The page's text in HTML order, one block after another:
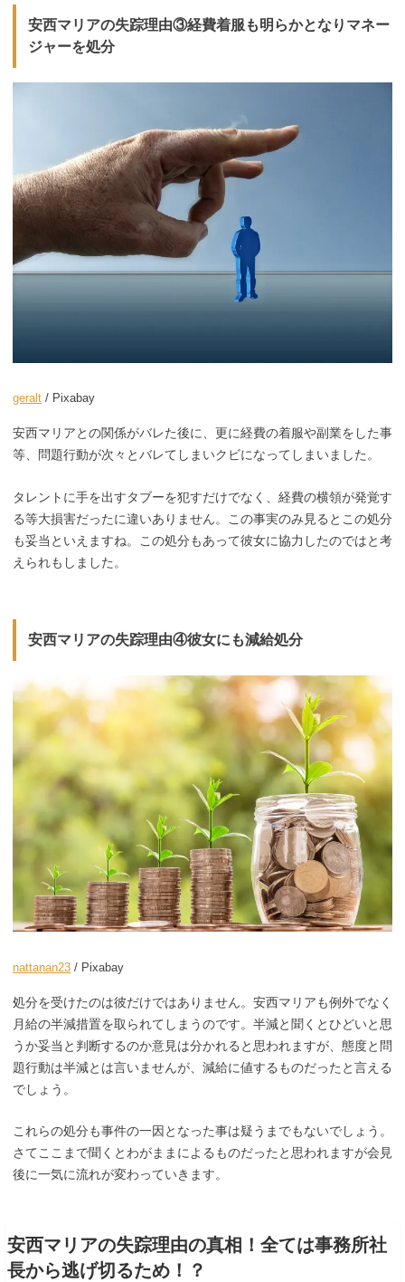
安西マリアの失踪理由③経費着服も明らかとなりマネー
ジャーを処分
geralt / Pixabay
安西マリアとの関係がバレた後に、更に経費の着服や副業をした事
等、問題行動が次々とバレてしまいクビになってしまいました。
タレントに手を出すタブーを犯すだけでなく、経費の横領が発覚す
る等大損害だったに違いありません。この事実のみ見るとこの処分
も妥当といえますね。この処分もあって彼女に協力したのではと考
えられもしました。
安西マリアの失踪理由④彼女にも減給処分
nattanan23 / Pixabay
処分を受けたのは彼だけではありません。安西マリアも例外でなく
月給の半減措置を取られてしまうのです。半減と聞くとひどいと思
うか妥当と判断するのか意見は分かれると思われますが、態度と問
題行動は半減とは言いませんが、減給に値するものだったと言える
でしょう。
これらの処分も事件の一因となった事は疑うまでもないでしょう。
さてここまで聞くとわがままによるものだったと思われますが会見
後に一気に流れが変わっていきます。
安西マリアの失踪理由の真相！全ては事務所社
長から逃げ切るため！？